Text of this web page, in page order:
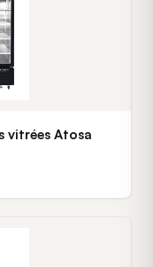
vitrées Atosa